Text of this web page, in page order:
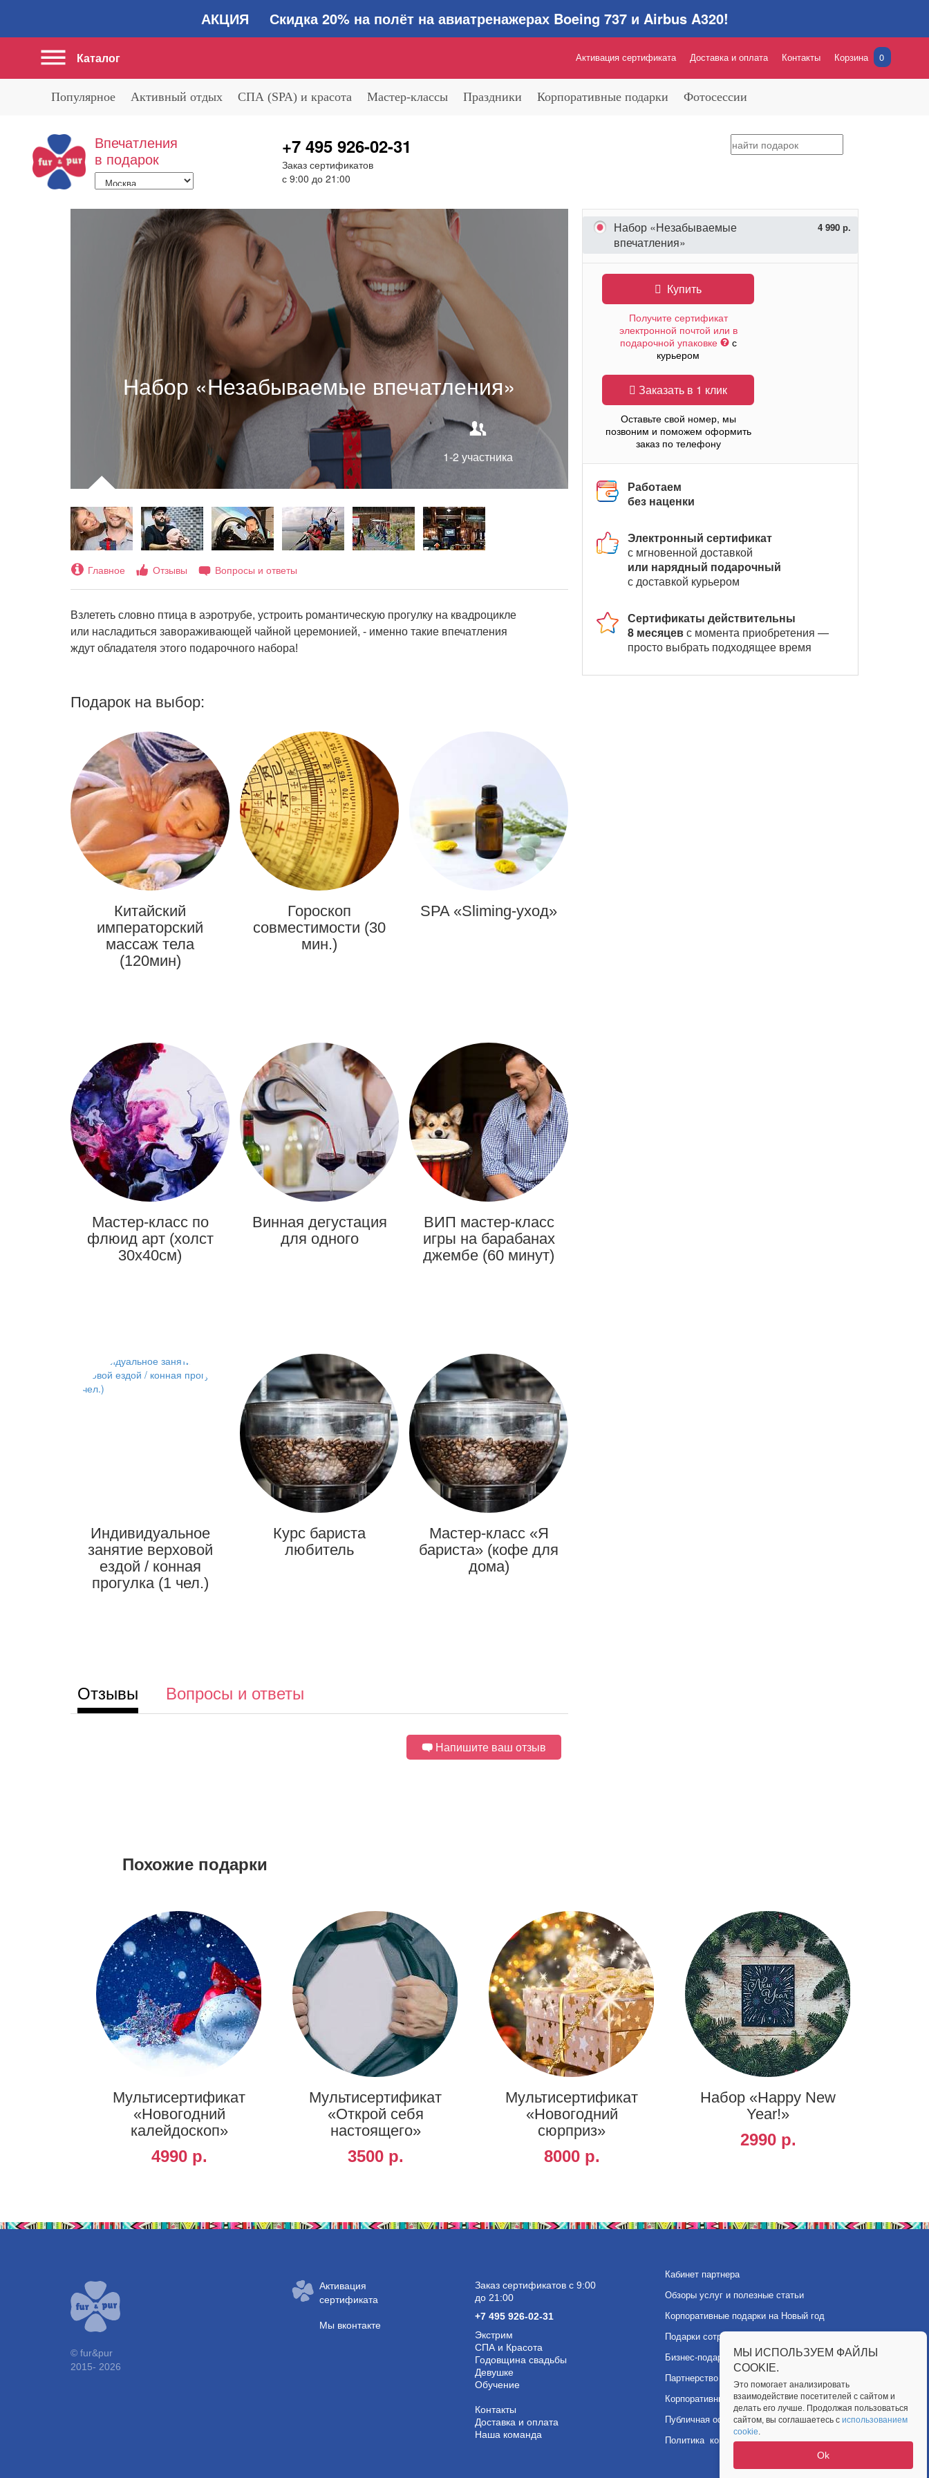
АКЦИЯ Скидка 20% на полёт на авиатренажерах Boeing 737 и Airbus A320!
+7 495 926-02-31
Заказ сертификатов
с 9:00 до 21:00
Активация сертификата Доставка и оплата Контакты Корзина 0
Каталог
Впечатления
в подарок
Популярное Активный отдых СПА (SPA) и красота Мастер-классы Праздники Корпоративные подарки Фотосессии
Набор «Незабываемые впечатления»
1-2 участника
Главное Отзывы Вопросы и ответы
Взлететь словно птица в аэротрубе, устроить романтическую прогулку на квадроцикле
или насладиться завораживающей чайной церемонией, - именно такие впечатления
ждут обладателя этого подарочного набора!
Подарок на выбор:
Китайский
императорский
массаж тела
(120мин)
Гороскоп
совместимости (30
мин.)
SPA «Sliming-уход»
Мастер-класс по
флюид арт (холст
30х40см)
Винная дегустация
для одного
ВИП мастер-класс
игры на барабанах
джембе (60 минут)
Индивидуальное
занятие верховой
ездой / конная
прогулка (1 чел.)
Курс бариста
любитель
Мастер-класс «Я
бариста» (кофе для
дома)
Отзывы Вопросы и ответы
Напишите ваш отзыв
Набор «Незабываемые
впечатления»
4 990 р.
Купить
Получите сертификат
электронной почтой или в
подарочной упаковке
с
курьером
Заказать в 1 клик
Оставьте свой номер, мы
позвоним и поможем оформить
заказ по телефону
Работаем
без наценки
Электронный сертификат
с мгновенной доставкой
или нарядный подарочный
с доставкой курьером
Сертификаты действительны
8 месяцевс момента приобретения —
просто выбрать подходящее время
Похожие подарки
Мультисертификат
«Новогодний
калейдоскоп»
4990 р.
Мультисертификат
«Открой себя
настоящего»
3500 р.
Мультисертификат
«Новогодний
сюрприз»
8000 р.
Набор «Happy New
Year!»
2990 р.
© fur&pur
2015- 2026
Активация
сертификата
Мы вконтакте
Заказ сертификатов с 9:00
до 21:00
+7 495 926-02-31
Экстрим
СПА и Красота
Годовщина свадьбы
Девушке
Обучение
Контакты
Доставка и оплата
Наша команда
Кабинет партнера
Обзоры услуг и полезные статьи
Корпоративные подарки на Новый год
Подарки сотрудникам
Бизнес-подарки партнерам
Партнерство
Корпоративные подарки
Публичная оферта
Политика конфиденциальности
МЫ ИСПОЛЬЗУЕМ ФАЙЛЫ
COOKIE.
Это помогает анализировать
взаимодействие посетителей с сайтом и
делать его лучше. Продолжая пользоваться
сайтом, вы соглашаетесь с использованием
cookie.
Ok